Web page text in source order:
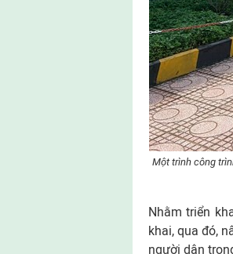
Một trình công
Nhằm triển
khai, qua đó,
người dân